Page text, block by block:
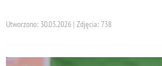
Utworzono: 30.03.2026 | Zdjęcia: 738